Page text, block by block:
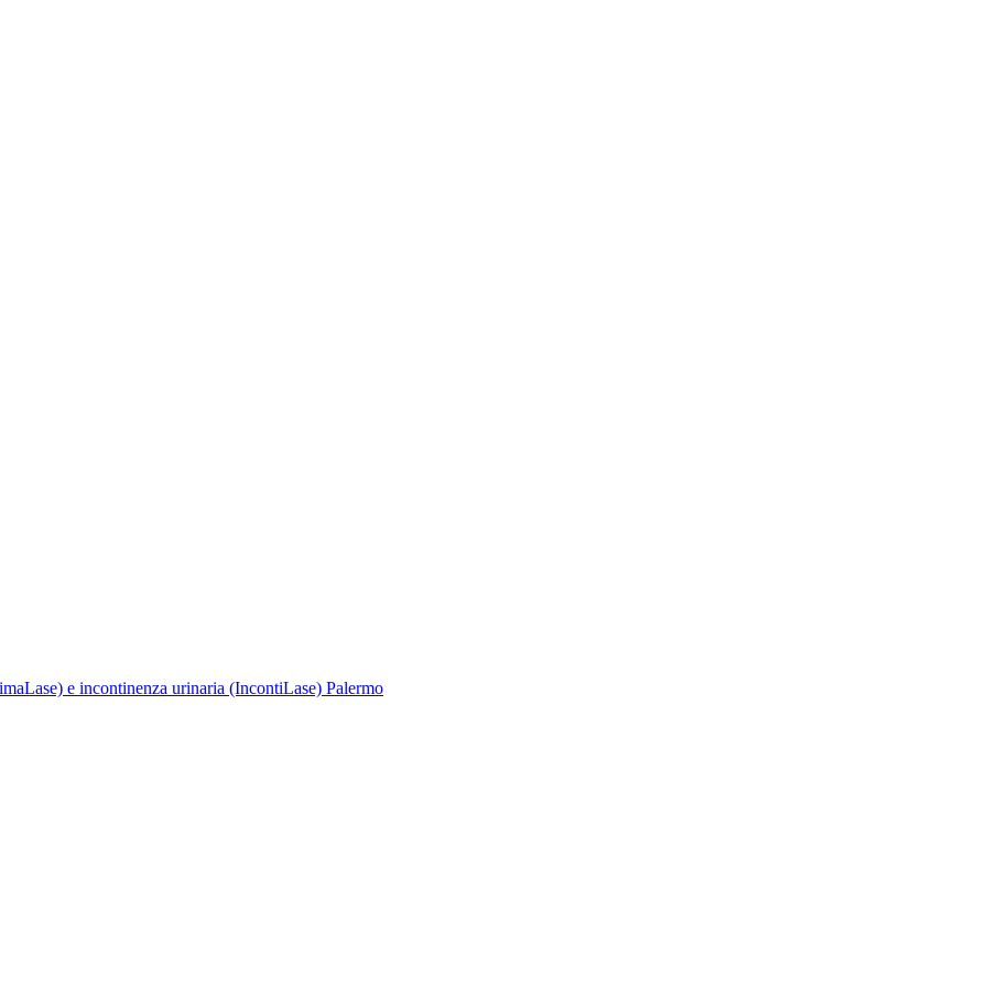
e incontinenza urinaria (IncontiLase) Palermo